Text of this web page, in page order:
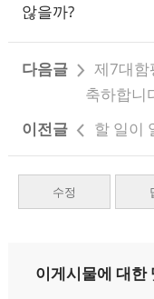
않을까?
다음글
제7대함
축하합니
이전글
할 일이
수정
이게시물에 대한